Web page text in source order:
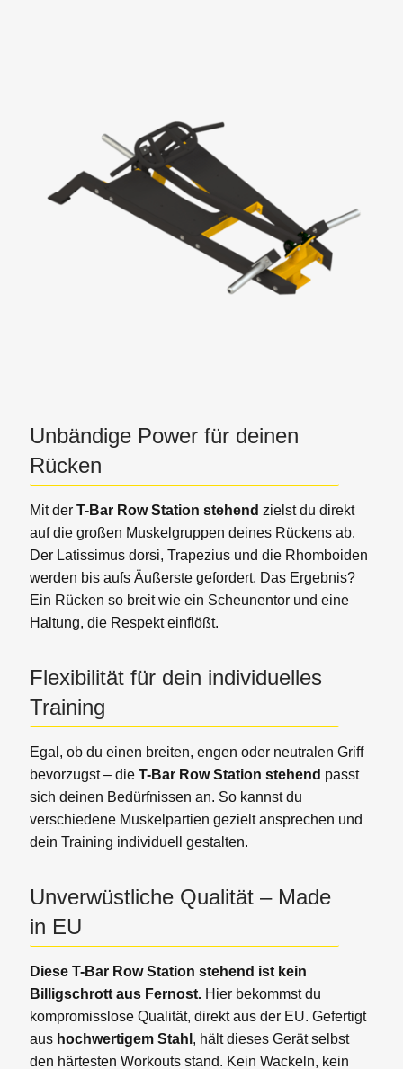
Unbändige Power für deinen
Rücken
Mit der T-Bar Row Station stehend zielst du direkt
auf die großen Muskelgruppen deines Rückens ab.
Der Latissimus dorsi, Trapezius und die Rhomboiden
werden bis aufs Äußerste gefordert. Das Ergebnis?
Ein Rücken so breit wie ein Scheunentor und eine
Haltung, die Respekt einflößt.
Flexibilität für dein individuelles
Training
Egal, ob du einen breiten, engen oder neutralen Griff
bevorzugst – die T-Bar Row Station stehend passt
sich deinen Bedürfnissen an. So kannst du
verschiedene Muskelpartien gezielt ansprechen und
dein Training individuell gestalten.
Unverwüstliche Qualität – Made
in EU
Diese T-Bar Row Station stehend ist kein
Billigschrott aus Fernost.Hier bekommst du
kompromisslose Qualität, direkt aus der EU. Gefertigt
aus hochwertigem Stahl , hält dieses Gerät selbst
den härtesten Workouts stand. Kein Wackeln, kein